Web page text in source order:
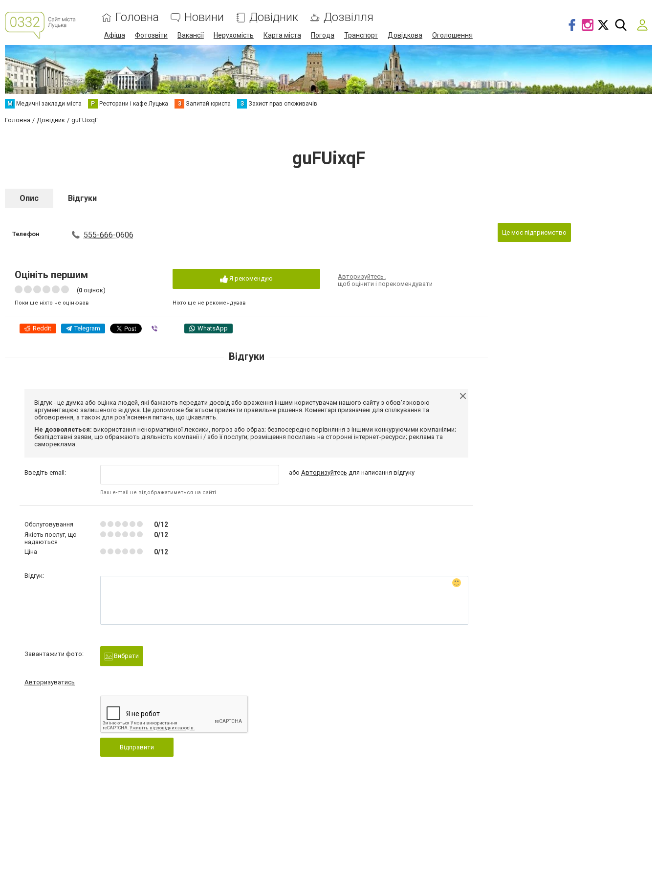
Головна Новини Довідник Дозвілля
Афіша Фотозвіти Вакансії Нерухомість Карта міста Погода Транспорт Довідкова Оголошення
М Медичні заклади міста Р Ресторани і кафе Луцька З Запитай юриста З Захист прав споживачів
Головна Довідник guFUixqF
guFUixqF
Опис Відгуки
Телефон 555-666-0606
Оцініть першим
(0 оцінок)
Поки ще ніхто не оцінював
Я рекомендую
Ніхто ще не рекомендував
Авторизуйтесь,
щоб оцінити і порекомендувати
Reddit Telegram WhatsApp
Це моє підприємство
Відгуки
Відгук - це думка або оцінка людей, які бажають передати досвід або враження іншим користувачам нашого сайту з обов'язковою
аргументацією залишеного відгука. Це допоможе багатьом прийняти правильне рішення. Коментарі призначені для спілкування та
обговорення, а також для роз'яснення питань, що цікавлять.
Не дозволяється: використання ненормативної лексики, погроз або образ; безпосереднє порівняння з іншими конкуруючими компаніями;
безпідставні заяви, що ображають діяльність компанії і / або її послуги; розміщення посилань на сторонні інтернет-ресурси; реклама та
самореклама.
Введіть email:
Ваш e-mail не відображатиметься на сайті
абоАвторизуйтесь для написання відгуку
Обслуговування 0/12
Якість послуг, що
надаються
0/12
Ціна 0/12
Відгук:
Завантажити фото: Вибрати
Авторизуватись
Відправити